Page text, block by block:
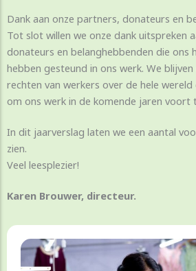
Dank aan onze partners, donateurs en
Tot slot willen we onze dank uitspreken
donateurs en belanghebbenden die ons
hebben gesteund in ons werk. We
rechten van werkers over de hele
om ons werk in de komende jaren voort
In dit jaarverslag laten we een aantal
zien.
Veel leesplezier!
Karen Brouwer, directeur.